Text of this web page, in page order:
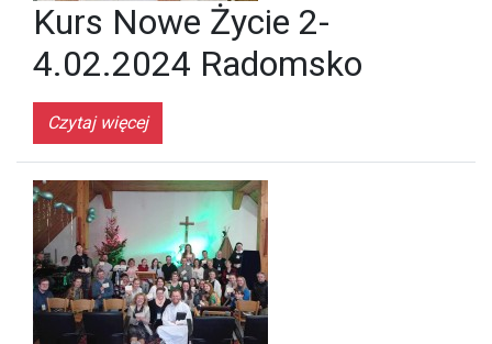
Kurs Nowe Życie 2-
4.02.2024 Radomsko
Czytaj więcej